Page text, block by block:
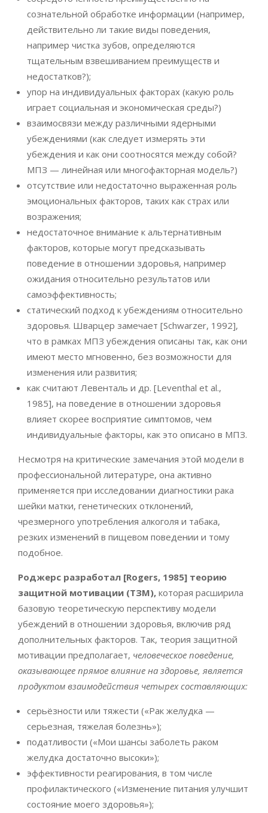
сознательной обработке информации (например,
действительно ли такие виды поведения,
например чистка зубов, определяются
тщательным взвешиванием преимуществ и
недостатков?);
упор на индивидуальных факторах (какую роль
играет социальная и экономическая среды?)
взаимосвязи между различными ядерными
убеждениями (как следует измерять эти
убеждения и как они соотносятся между собой?
МПЗ — линейная или многофакторная модель?)
отсутствие или недостаточно выраженная роль
эмоциональных факторов, таких как страх или
возражения;
недостаточное внимание к альтернативным
факторов, которые могут предсказывать
поведение в отношении здоровья, например
ожидания относительно результатов или
самоэффективность;
статический подход к убеждениям относительно
здоровья. Шварцер замечает [Schwarzer, 1992],
что в рамках МПЗ убеждения описаны так, как они
имеют место мгновенно, без возможности для
изменения или развития;
как считают Левенталь и др. [Leventhal et al.,
1985], на поведение в отношении здоровья
влияет скорее восприятие симптомов, чем
индивидуальные факторы, как это описано в МПЗ.
Несмотря на критические замечания этой модели в
профессиональной литературе, она активно
применяется при исследовании диагностики рака
шейки матки, генетических отклонений,
чрезмерного употребления алкоголя и табака,
резких изменений в пищевом поведении и тому
подобное.
Роджерс разработал [Rogers, 1985] теорию
защитной мотивации (ТЗМ), которая расширила
базовую теоретическую перспективу модели
убеждений в отношении здоровья, включив ряд
дополнительных факторов. Так, теория защитной
мотивации предполагает, человеческое поведение,
оказывающее прямое влияние на здоровье, является
продуктом взаимодействия четырех составляющих:
серьёзности или тяжести («Рак желудка —
серьезная, тяжелая болезнь»);
податливости («Мои шансы заболеть раком
желудка достаточно высоки»);
эффективности реагирования, в том числе
профилактического («Изменение питания улучшит
состояние моего здоровья»);